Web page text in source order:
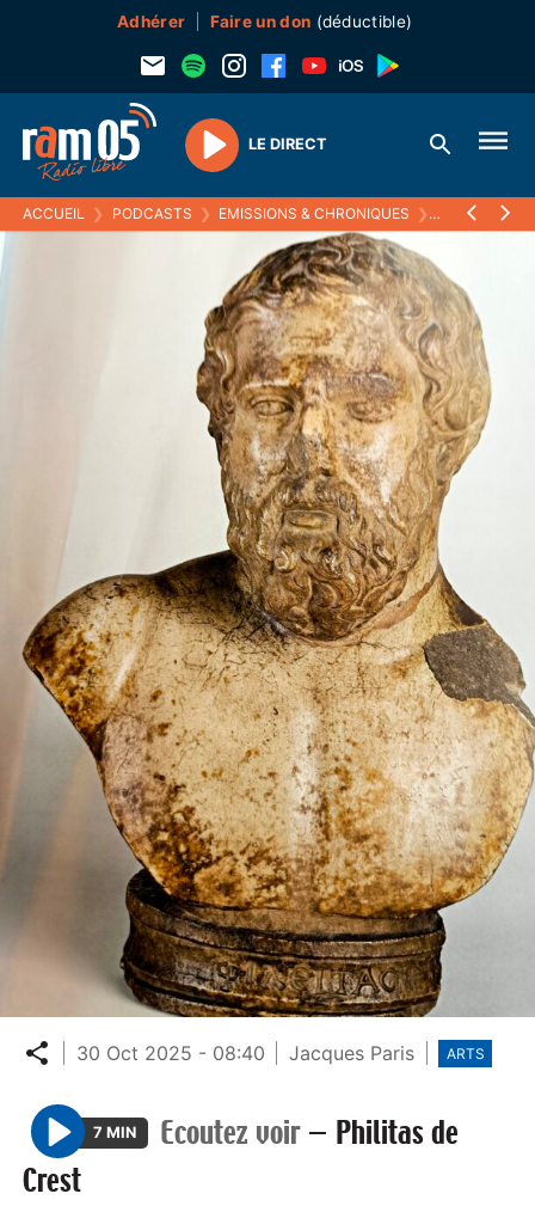
Adhérer Faire un don (déductible)
Play
LE DIRECT
ACCUEIL ❯ PODCASTS ❯ EMISSIONS & CHRONIQUES ❯ ECOUTEZ
Partager
30 Oct 2025 - 08:40 Jacques Paris ARTS
P
l
7 MIN Ecoutez voir— Philitas de
Crest